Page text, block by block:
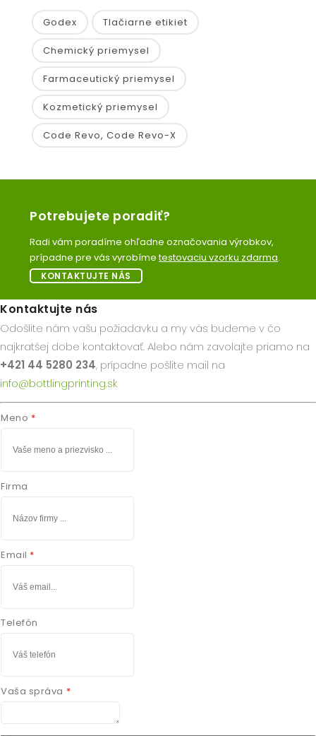
Godex Tlačiarne etikiet
Chemický priemysel
Farmaceutický priemysel
Kozmetický priemysel
Code Revo, Code Revo-X
Potrebujete poradiť?
Radi vám poradíme ohľadne označovania výrobkov,
prípadne pre vás vyrobímetestovaciu vzorku zdarma.
KONTAKTUJTE NÁS
Kontaktujte nás
Odošlite nám vašu požiadavku a my vás budeme v čo
najkratšej dobe kontaktovať. Alebo nám zavolajte priamo na
+421 44 5280 234, prípadne pošlite mail na
info@bottlingprinting.sk
Meno
Firma
Email
Telefón
Vaša správa